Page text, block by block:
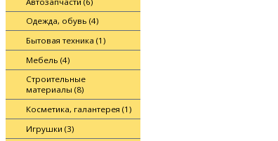
Одежда, обувь (4)
Бытовая техника (1)
Мебель (4)
Строительные
материалы (8)
Косметика, галантерея (1)
Игрушки (3)